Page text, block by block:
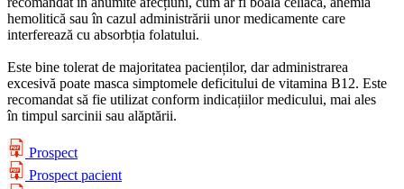
hemolitică sau în cazul administrării unor medicamente care
interferează cu absorbția folatului.
Este bine tolerat de majoritatea pacienților, dar administrarea
excesivă poate masca simptomele deficitului de vitamina B12. Este
recomandat să fie utilizat conform indicațiilor medicului, mai ales
în timpul sarcinii sau alăptării.
Prospect
Prospect pacient